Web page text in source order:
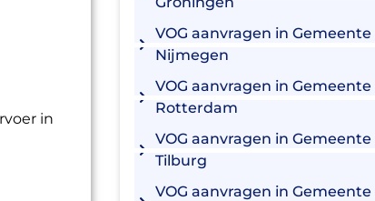
in
VOG aanvragen in Gemeente
Nijmegen
VOG aanvragen in Gemeente
Rotterdam
VOG aanvragen in Gemeente
Tilburg
VOG aanvragen in Gemeente